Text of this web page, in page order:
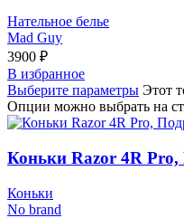
Нательное белье
Mad Guy
3900 ₽
В избранное
Выберите параметры Этот
Опции можно выбрать на
Коньки Razor 4R
Коньки
No brand